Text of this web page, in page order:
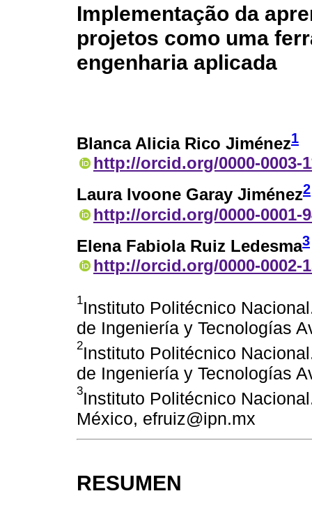
Implementação da
projetos como uma
engenharia aplicada
Blanca Alicia Rico Jiménez1
http://orcid.org/0000-0003-
Laura Ivoone Garay Jiménez2
http://orcid.org/0000-0001-
Elena Fabiola Ruiz Ledesma3
http://orcid.org/0000-0002-
1Instituto Politécnico
de Ingeniería y Tecnologías
2Instituto Politécnico
de Ingeniería y Tecnologías
3Instituto Politécnico
México, efruiz@ipn.mx
RESUMEN